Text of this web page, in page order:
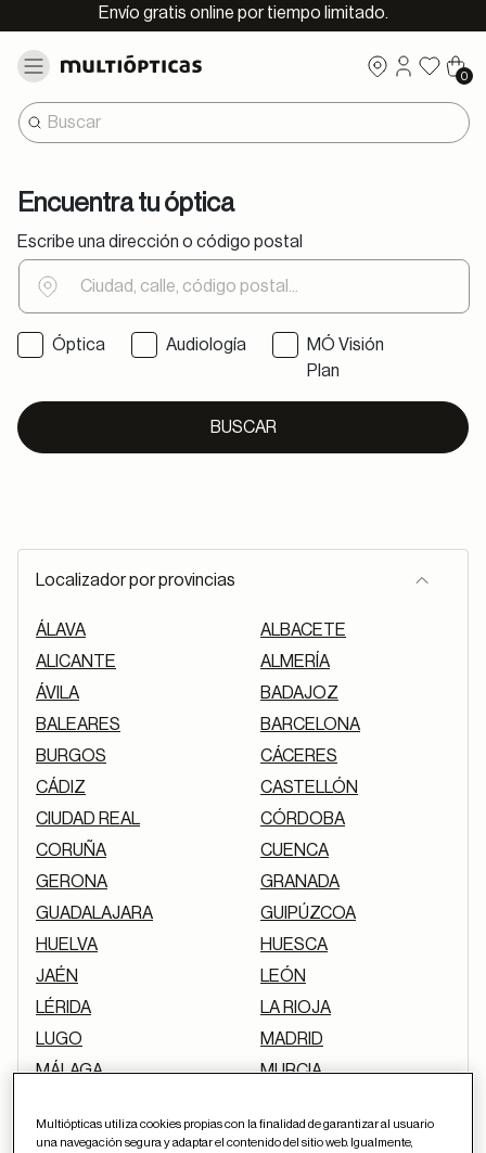
Envío gratis online por tiempo limitado.
0
Encuentra tu óptica
Escribe una dirección o código postal
Servicio de la óptica
Óptica Audiología
MÓ Visión
Plan
BUSCAR
Localizador por provincias
ÁLAVA
ALBACETE
ALICANTE
ALMERÍA
ÁVILA
BADAJOZ
BALEARES
BARCELONA
BURGOS
CÁCERES
CÁDIZ
CASTELLÓN
CIUDAD REAL
CÓRDOBA
CORUÑA
CUENCA
GERONA
GRANADA
GUADALAJARA
GUIPÚZCOA
HUELVA
HUESCA
JAÉN
LEÓN
LÉRIDA
LA RIOJA
LUGO
MADRID
MÁLAGA
MURCIA
ASTURIAS
PALENCIA
Multiópticas utiliza cookies propias con la finalidad de garantizar al usuario
una navegación segura y adaptar el contenido del sitio web. Igualmente,